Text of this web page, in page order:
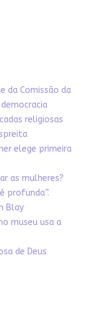
da Comissão da
religiosas
elege primeira
as mulheres?
profunda”.
Blay
museu usa a
de Deus